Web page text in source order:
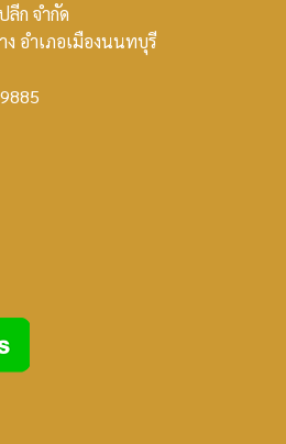
ก จำกัด
อำเภอเมืองนนทบุรี